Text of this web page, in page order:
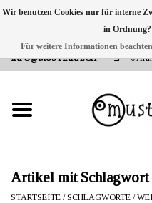
VERSANDKOSTEN 0 CHF
INFO@MUSTIKKA.CH
0
NEU BEI UNS
SHOP - A PIECE OF
FINLAND FOR YOU
Artikel mit Schlagwort
STARTSEITE /SCHLAGWORTE /
Wir benutzen Cookies nur für interne
in Ordnung?
Für weitere Informationen